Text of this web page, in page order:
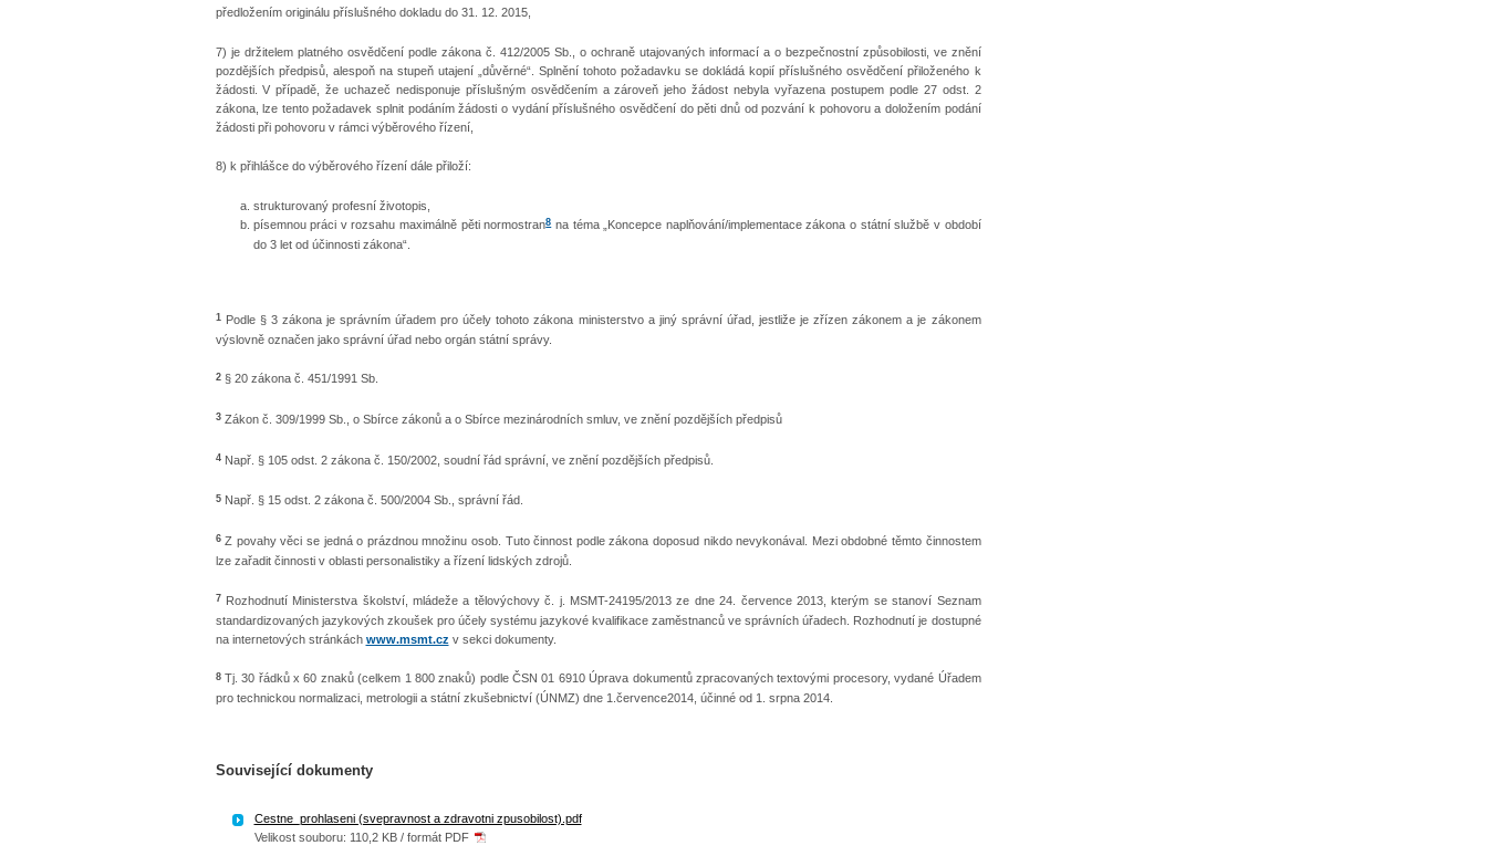
předložením originálu příslušného dokladu do 31. 12. 2015,
7) je držitelem platného osvědčení podle zákona č. 412/2005 Sb., o ochraně utajovaných informací a o bezpečnostní způsobilosti, ve znění
pozdějších předpisů, alespoň na stupeň utajení „důvěrné“. Splnění tohoto požadavku se dokládá kopií příslušného osvědčení přiloženého k
žádosti. V případě, že uchazeč nedisponuje příslušným osvědčením a zároveň jeho žádost nebyla vyřazena postupem podle 27 odst. 2
zákona, lze tento požadavek splnit podáním žádosti o vydání příslušného osvědčení do pěti dnů od pozvání k pohovoru a doložením podání
žádosti při pohovoru v rámci výběrového řízení,
8) k přihlášce do výběrového řízení dále přiloží:
strukturovaný profesní životopis,
písemnou práci v rozsahu maximálně pěti normostran8na téma „Koncepce naplňování/implementace zákona o státní službě v období
do 3 let od účinnosti zákona“.
1 Podle § 3 zákona je správním úřadem pro účely tohoto zákona ministerstvo a jiný správní úřad, jestliže je zřízen zákonem a je zákonem
výslovně označen jako správní úřad nebo orgán státní správy.
2§ 20 zákona č. 451/1991 Sb.
3Zákon č. 309/1999 Sb., o Sbírce zákonů a o Sbírce mezinárodních smluv, ve znění pozdějších předpisů
4Např. § 105 odst. 2 zákona č. 150/2002, soudní řád správní, ve znění pozdějších předpisů.
5Např. § 15 odst. 2 zákona č. 500/2004 Sb., správní řád.
6Z povahy věci se jedná o prázdnou množinu osob. Tuto činnost podle zákona doposud nikdo nevykonával. Mezi obdobné těmto činnostem
lze zařadit činnosti v oblasti personalistiky a řízení lidských zdrojů.
7Rozhodnutí Ministerstva školství, mládeže a tělovýchovy č. j. MSMT-24195/2013 ze dne 24. července 2013, kterým se stanoví Seznam
standardizovaných jazykových zkoušek pro účely systému jazykové kvalifikace zaměstnanců ve správních úřadech. Rozhodnutí je dostupné
na internetových stránkách www.msmt.cz v sekci dokumenty.
8Tj. 30 řádků x 60 znaků (celkem 1 800 znaků) podle ČSN 01 6910 Úprava dokumentů zpracovaných textovými procesory, vydané Úřadem
pro technickou normalizaci, metrologii a státní zkušebnictví (ÚNMZ) dne 1.července2014, účinné od 1. srpna 2014.
Související dokumenty
Cestne_prohlaseni (svepravnost a zdravotni zpusobilost).pdf
Velikost souboru: 110,2 KB / formát PDF